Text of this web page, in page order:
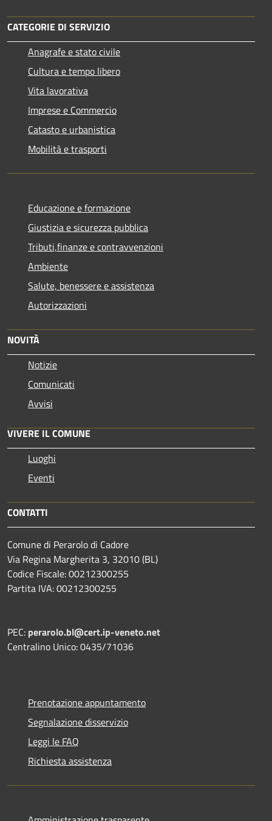
CATEGORIE DI SERVIZIO
Anagrafe e stato civile
Cultura e tempo libero
Vita lavorativa
Imprese e Commercio
Catasto e urbanistica
Mobilità e trasporti
Educazione e formazione
Giustizia e sicurezza pubblica
Tributi,finanze e contravvenzioni
Ambiente
Salute, benessere e assistenza
Autorizzazioni
NOVITÀ
Notizie
Comunicati
Avvisi
VIVERE IL COMUNE
Luoghi
Eventi
CONTATTI
Comune di Perarolo di Cadore
Via Regina Margherita 3, 32010 (BL)
Codice Fiscale: 00212300255
Partita IVA: 00212300255
PEC: perarolo.bl@cert.ip-veneto.net
Centralino Unico: 0435/71036
Prenotazione appuntamento
Segnalazione disservizio
Leggi le FAQ
Richiesta assistenza